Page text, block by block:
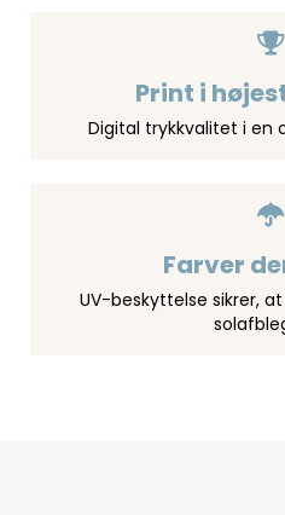
Print i
Digital trykkvalitet i en
Farver
UV-beskyttelse sikrer,